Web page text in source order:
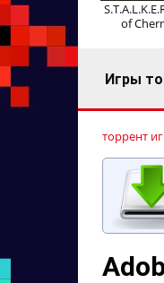
of
Игры
торрент